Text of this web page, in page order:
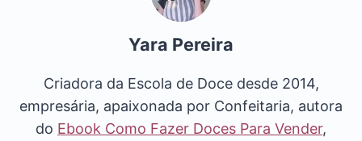
Yara Pereira
Criadora da Escola de Doce desde 2014,
empresária, apaixonada por Confeitaria, autora
do Ebook Como Fazer Doces Para Vender,